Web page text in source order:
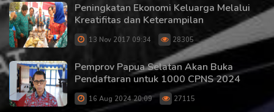
Peningkatan Ekonomi Keluarga Melalui
Kreatifitas dan Keterampilan
13 Nov 2017 09:34 28305
Pemprov Papua Selatan Akan Buka
Pendaftaran untuk 1000 CPNS 2024
16 Aug 2024 20:09 27115